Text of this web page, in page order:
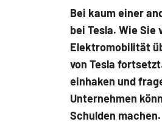
Bei kaum einer
bei Tesla. Wie
Elektromobilität
von Tesla
einhaken und
Unternehmen
Schulden machen.